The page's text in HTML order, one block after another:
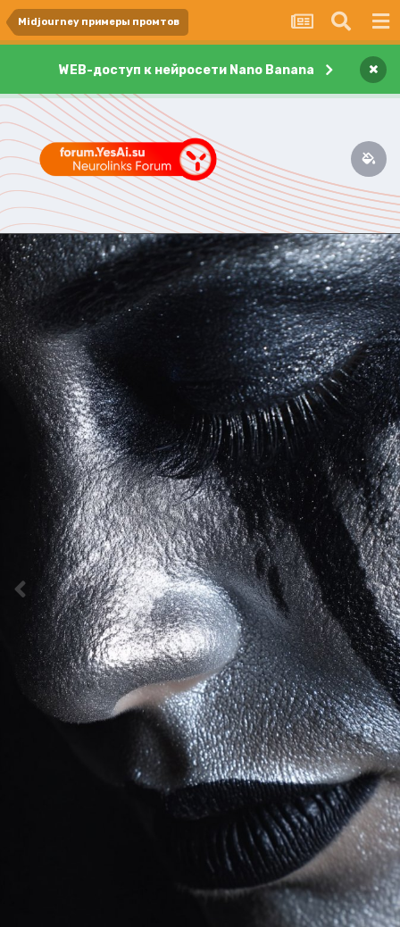
Midjourney примеры промтов
WEB-доступ к нейросети Nano Banana ×